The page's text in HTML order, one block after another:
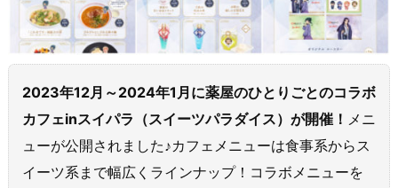
2023年12月～2024年1月に薬屋のひとりごとのコラボ
カフェinスイパラ（スイーツパラダイス）が開催！ メニ
ューが公開されました♪カフェメニューは食事系からス
イーツ系まで幅広くラインナップ！コラボメニューを